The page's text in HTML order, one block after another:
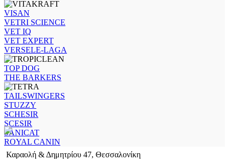
VISAN
VETRI SCIENCE
VET IQ
VET EXPERT
VERSELE-LAGA
TOP DOG
THE BARKERS
TAILSWINGERS
STUZZY
SCHESIR
SCESIR
SANICAT
ROYAL CANIN
Καραολή & Δημητρίου 47, Θεσσαλονίκη